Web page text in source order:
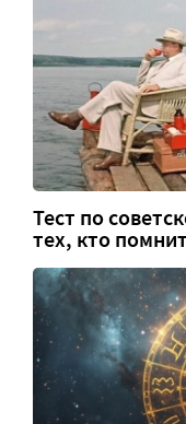
Тест по
тех, кто